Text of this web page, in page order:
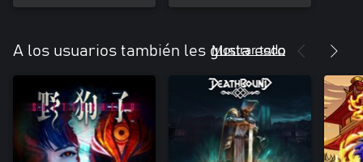
A los usuarios también les gusta esto
Mostrar todo